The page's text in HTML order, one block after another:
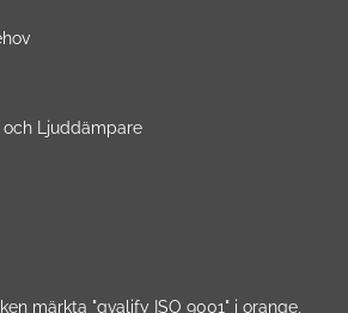
Ljuddämpare